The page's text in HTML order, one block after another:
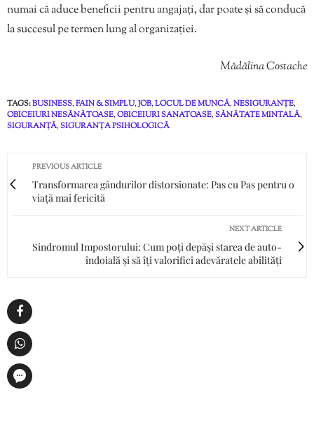
numai că aduce beneficii pentru angajați, dar poate și să conducă
la succesul pe termen lung al organizației.
Mădălina Costache
TAGS:BUSINESS,FAIN & SIMPLU,JOB,LOCUL DE MUNCĂ,NESIGURANȚE,
OBICEIURI NESĂNĂTOASE,OBICEIURI SANATOASE,SĂNĂTATE MINTALĂ,
SIGURANȚĂ,SIGURANȚA PSIHOLOGICĂ
PREVIOUS ARTICLE
Transformarea gândurilor distorsionate: Pas cu Pas pentru o
viață mai fericită
NEXT ARTICLE
Sindromul Impostorului: Cum poți depăși starea de auto-
îndoială și să îți valorifici adevăratele abilități